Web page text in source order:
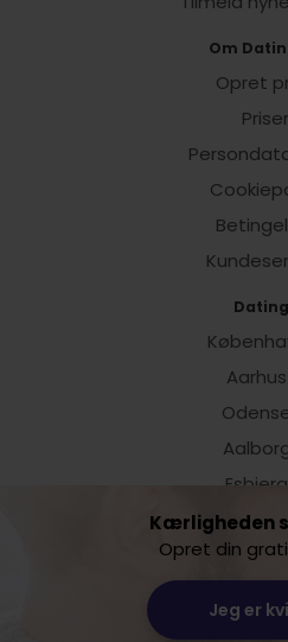
Om
Opret
Priser
Aarhus
Esbjerg
Vis
Lille Sct.
Kærligheden
Opret din
Jeg er